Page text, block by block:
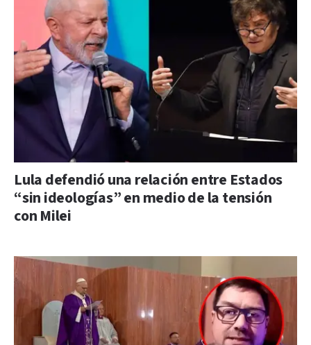
Lula defendió una relación entre Estados
“sin ideologías” en medio de la tensión
con Milei